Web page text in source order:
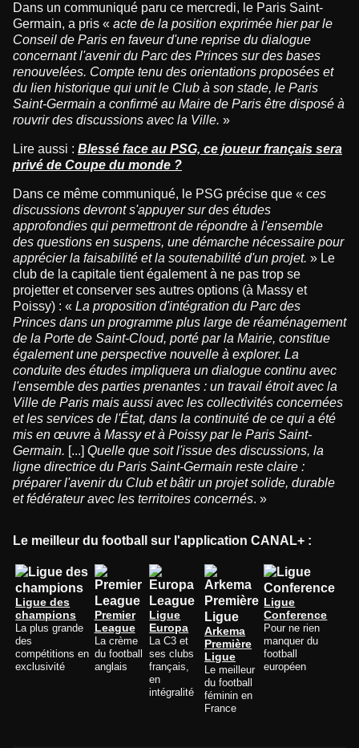
Dans un communiqué paru ce mercredi, le Paris Saint-
Germain, a pris « acte de la position exprimée hier par le
Conseil de Paris en faveur d'une reprise du dialogue
concernant l'avenir du Parc des Princes sur des bases
renouvelées. Compte tenu des orientations proposées et
du lien historique qui unit le Club à son stade, le Paris
Saint-Germain a confirmé au Maire de Paris être disposé à
rouvrir des discussions avec la Ville. »
Lire aussi : Blessé face au PSG, ce joueur français sera
privé de Coupe du monde ?
Dans ce même communiqué, le PSG précise que « ces
discussions devront s'appuyer sur des études
approfondies qui permettront de répondre à l'ensemble
des questions en suspens, une démarche nécessaire pour
apprécier la faisabilité et la soutenabilité d'un projet. » Le
club de la capitale tient également à ne pas trop se
projetter et conserver ses autres options (à Massy et
Poissy) : « La proposition d'intégration du Parc des
Princes dans un programme plus large de réaménagement
de la Porte de Saint-Cloud, porté par la Mairie, constitue
également une perspective nouvelle à explorer. La
conduite des études impliquera un dialogue continu avec
l'ensemble des parties prenantes : un travail étroit avec la
Ville de Paris mais aussi avec les collectivités concernées
et les services de l'État, dans la continuité de ce qui a été
mis en œuvre à Massy et à Poissy par le Paris Saint-
Germain. [...] Quelle que soit l'issue des discussions, la
ligne directrice du Paris Saint-Germain reste claire :
préparer l'avenir du Club et bâtir un projet solide, durable
et fédérateur avec les territoires concernés. »
Le meilleur du football sur l'application CANAL+ :
Ligue des
champions
La plus grande
des
compétitions en
exclusivité
Premier
League
La crème
du football
anglais
Ligue
Europa
La C3 et
ses clubs
français,
en
intégralité
Arkema
Première
Ligue
Le meilleur
du football
féminin en
France
Ligue
Conference
Pour ne rien
manquer du
football
européen